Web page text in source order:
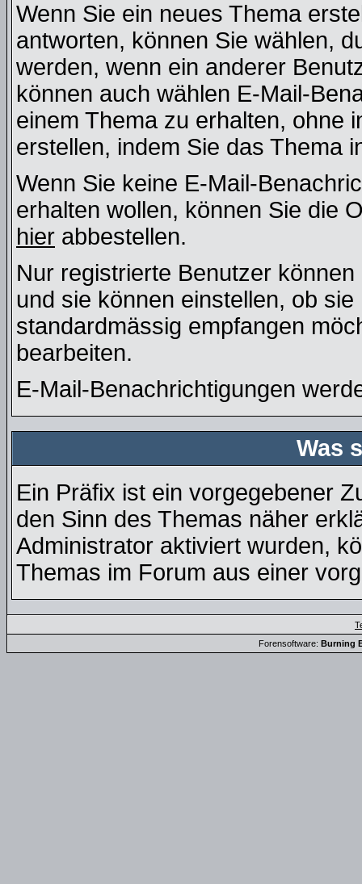
Wenn Sie ein neues Thema
antworten, können Sie wählen,
werden, wenn ein anderer
können auch wählen E-Mail-
einem Thema zu erhalten, ohne
erstellen, indem Sie das Thema
Wenn Sie keine E-Mail-
erhalten wollen, können Sie die
hier abbestellen.
Nur registrierte Benutzer
und sie können einstellen, ob
standardmässig empfangen
bearbeiten.
E-Mail-Benachrichtigungen
Was
Ein Präfix ist ein vorgegebener
den Sinn des Themas näher
Administrator aktiviert wurden,
Themas im Forum aus einer
Forensoftware: Burning